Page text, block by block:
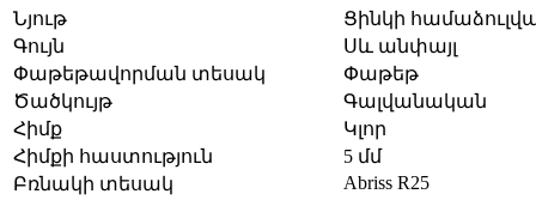
Նյութ
Ցինկի
Գույն
Սև անփայլ
Փաթեթավորման տեսակ
Փաթեթ
Ծածկույթ
Գալվանական
Հիմք
Կլոր
Հիմքի հաստություն
5 մմ
Բռնակի տեսակ
Abriss R25